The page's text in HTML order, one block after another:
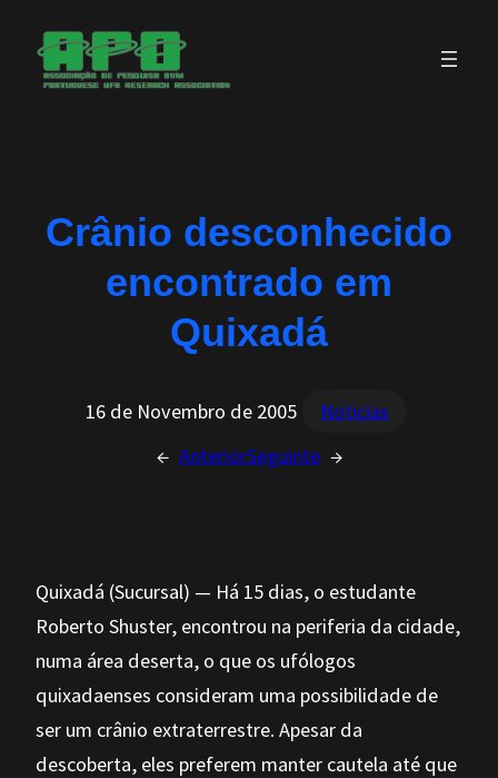
Saltar
para
Crânio desconhecido
encontrado em
Quixadá
16 de Novembro de 2005
Noticias
← AnteriorSeguinte →
Quixadá (Sucursal) — Há 15 dias, o estudante
Roberto Shuster, encontrou na periferia da cidade,
numa área deserta, o que os ufólogos
quixadaenses consideram uma possibilidade de
ser um crânio extraterrestre. Apesar da
descoberta, eles preferem manter cautela até que